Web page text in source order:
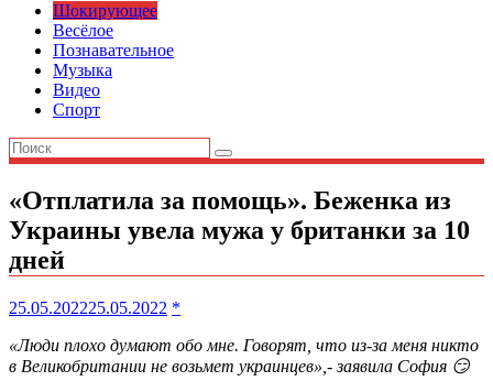
Шокирующее
Весёлое
Познавательное
Музыка
Видео
Спорт
«Отплатила за помощь». Беженка из
Украины увела мужа у британки за 10
дней
25.05.202225.05.2022 *
«Люди плохо думают обо мне. Говорят, что из-за меня никто
в Великобритании не возьмет украинцев»,- заявила София 😏